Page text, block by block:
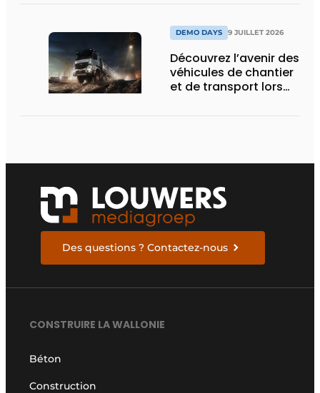
DEMO DAYS 9 JUILLET 2026
Découvrez l’avenir des
véhicules de chantier
et de transport lors
Des questions ? Contactez-nous
CONSTRUIRE LA WALLONIE
Béton
Construction